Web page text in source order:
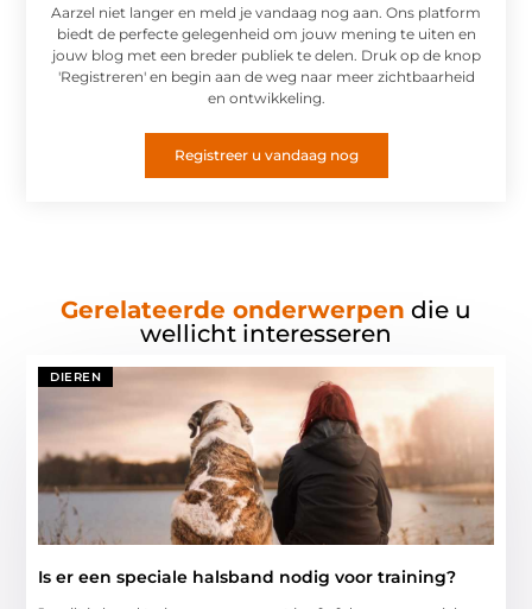
Aarzel niet langer en meld je vandaag nog aan. Ons platform
biedt de perfecte gelegenheid om jouw mening te uiten en
jouw blog met een breder publiek te delen. Druk op de knop
'Registreren' en begin aan de weg naar meer zichtbaarheid
en ontwikkeling.
Registreer u vandaag nog
Gerelateerde onderwerpen die u
wellicht interesseren
DIEREN
Is er een speciale halsband nodig voor training?